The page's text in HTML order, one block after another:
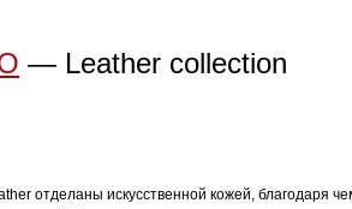
— Leather collection
отделаны искусственной кожей, благодаря